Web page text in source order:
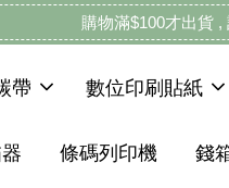
購物滿$100才出貨 ,
帶 數位印刷貼紙
條碼列印機 錢